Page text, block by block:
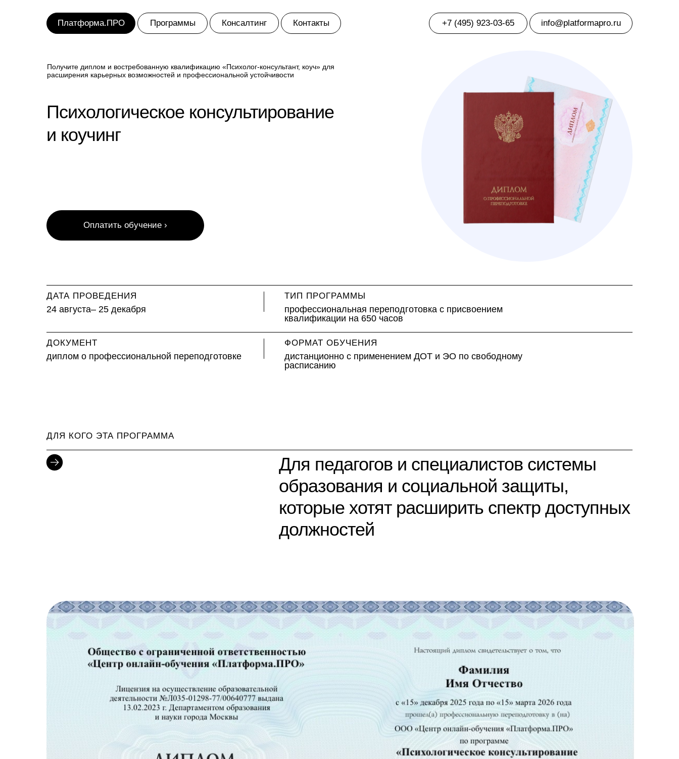
Платформа.ПРО Программы Консалтинг info@platformapro.ru
+7 (495) 923-03-65
Контакты
Психологическое консультирование
и коучинг
24 августа– 25 декабря
Получите диплом и востребованную квалификацию «Психолог-консультант, коуч» для
расширения карьерных возможностей и профессиональной устойчивости
Оплатить обучение ›
ДАТА ПРОВЕДЕНИЯ
профессиональная переподготовка с присвоением
квалификации на 650 часов
ТИП ПРОГРАММЫ
диплом о профессиональной переподготовке
ДОКУМЕНТ
дистанционно с применением ДОТ и ЭО по свободному
расписанию
ФОРМАТ ОБУЧЕНИЯ
ДЛЯ КОГО ЭТА ПРОГРАММА
Для педагогов и специалистов системы
образования и социальной защиты,
которые хотят расширить спектр доступных
должностей